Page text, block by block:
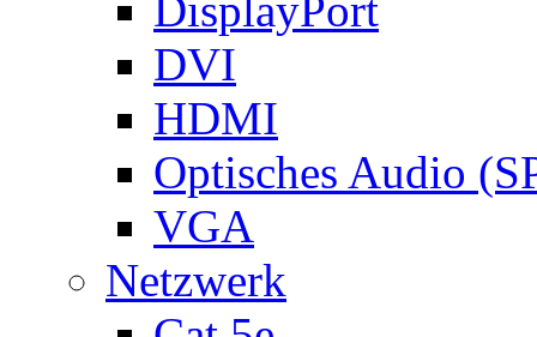
DVI
HDMI
Optisches Audio
VGA
Netzwerk